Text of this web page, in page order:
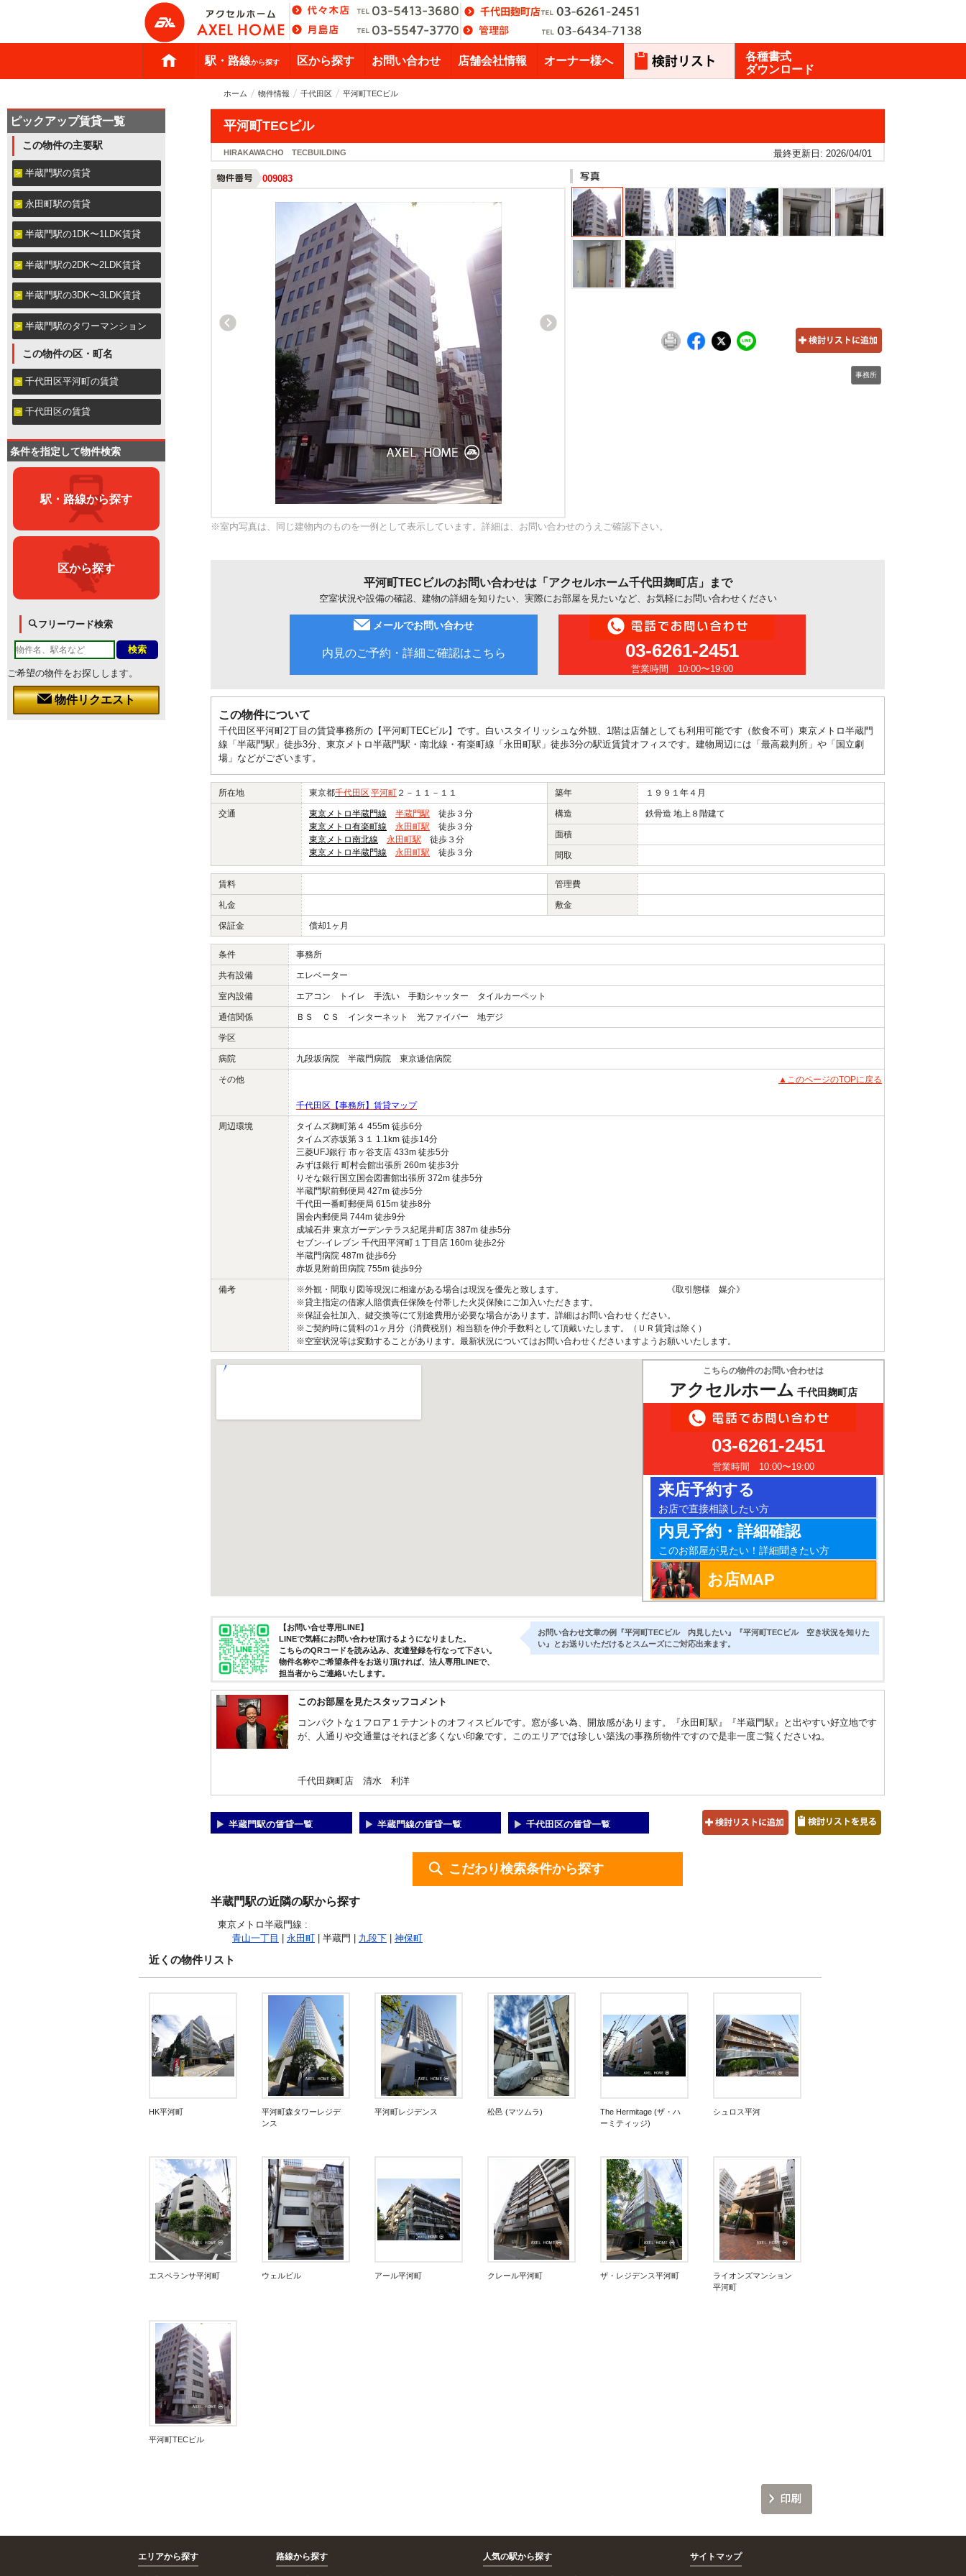
駅・路線から探す 区から探す お問い合わせ 店舗会社情報 オーナー様へ
各種書式
ダウンロード
ホーム 物件情報 千代田区 平河町TECビル
平河町TECビル
HIRAKAWACHO TECBUILDING 最終更新日: 2026/04/01
009083
事務所
※室内写真は、同じ建物内のものを一例として表示しています。詳細は、お問い合わせのうえご確認下さい。
平河町TECビルのお問い合わせは「アクセルホーム千代田麹町店」まで
空室状況や設備の確認、建物の詳細を知りたい、実際にお部屋を見たいなど、お気軽にお問い合わせください
メールでお問い合わせ
内見のご予約・詳細ご確認はこちら 03-6261-2451
営業時間 10:00〜19:00
この物件について
千代田区平河町2丁目の賃貸事務所の【平河町TECビル】です。白いスタイリッシュな外観、1階は店舗としても利用可能です（飲食不可）東京メトロ半蔵門
線「半蔵門駅」徒歩3分、東京メトロ半蔵門駅・南北線・有楽町線「永田町駅」徒歩3分の駅近賃貸オフィスです。建物周辺には「最高裁判所」や「国立劇
場」などがございます。
所在地 東京都千代田区 平河町 ２－１１－１１ 築年 １９９１年４月
交通 東京メトロ半蔵門線 半蔵門駅 徒歩３分
東京メトロ有楽町線
永田町駅 徒歩３分
東京メトロ南北線
永田町駅 徒歩３分
東京メトロ半蔵門線
永田町駅 徒歩３分
構造 鉄骨造 地上８階建て
面積
間取
賃料 管理費
礼金 敷金
保証金 償却1ヶ月
条件 事務所
共有設備 エレベーター
室内設備 エアコン トイレ 手洗い 手動シャッター タイルカーペット
通信関係 ＢＳ ＣＳ インターネット 光ファイバー 地デジ
学区
病院 九段坂病院 半蔵門病院 東京逓信病院
その他 ▲このページのTOPに戻る
千代田区【事務所】賃貸マップ
周辺環境
タイムズ麹町第４ 455m 徒歩6分
タイムズ赤坂第３１ 1.1km 徒歩14分
三菱UFJ銀行 市ヶ谷支店 433m 徒歩5分
みずほ銀行 町村会館出張所 260m 徒歩3分
りそな銀行国立国会図書館出張所 372m 徒歩5分
半蔵門駅前郵便局 427m 徒歩5分
千代田一番町郵便局 615m 徒歩8分
国会内郵便局 744m 徒歩9分
成城石井 東京ガーデンテラス紀尾井町店 387m 徒歩5分
セブン-イレブン 千代田平河町１丁目店 160m 徒歩2分
半蔵門病院 487m 徒歩6分
赤坂見附前田病院 755m 徒歩9分
備考
※外観・間取り図等現況に相違がある場合は現況を優先と致します。 《取引態様 媒介》
※貸主指定の借家人賠償責任保険を付帯した火災保険にご加入いただきます。
※保証会社加入、鍵交換等にて別途費用が必要な場合があります。詳細はお問い合わせください。
※ご契約時に賃料の1ヶ月分（消費税別）相当額を仲介手数料として頂戴いたします。（ＵＲ賃貸は除く）
※空室状況等は変動することがあります。最新状況についてはお問い合わせくださいますようお願いいたします。
こちらの物件のお問い合わせは
アクセルホーム 千代田麹町店
03-6261-2451
営業時間 10:00〜19:00
来店予約する
お店で直接相談したい方
内見予約・詳細確認
このお部屋が見たい！詳細聞きたい方
お店MAP
【お問い合せ専用LINE】
LINEで気軽にお問い合わせ頂けるようになりました。
こちらのQRコードを読み込み、友達登録を行なって下さい。
物件名称やご希望条件をお送り頂ければ、法人専用LINEで、
担当者からご連絡いたします。
お問い合わせ文章の例『平河町TECビル 内見したい』『平河町TECビル 空き状況を知りた
い』とお送りいただけるとスムーズにご対応出来ます。
このお部屋を見たスタッフコメント
コンパクトな１フロア１テナントのオフィスビルです。窓が多い為、開放感があります。『永田町駅』『半蔵門駅』と出やすい好立地です
が、人通りや交通量はそれほど多くない印象です。このエリアでは珍しい築浅の事務所物件ですので是非一度ご覧くださいね。
千代田麹町店 清水 利洋
半蔵門駅の賃貸一覧 半蔵門線の賃貸一覧 千代田区の賃貸一覧
こだわり検索条件から探す
半蔵門駅の近隣の駅から探す
東京メトロ半蔵門線 :
青山一丁目
永田町 | 半蔵門 | 九段下 神保町
近くの物件リスト
HK平河町
平河町森タワーレジデ
ンス
平河町レジデンス 松邑 (マツムラ)
The Hermitage (ザ・ハ
ーミティッジ)
シュロス平河
エスペランサ平河町 ウェルビル アール平河町 クレール平河町 ザ・レジデンス平河町
ライオンズマンション
平河町
平河町TECビル
エリアから探す 路線から探す 人気の駅から探す サイトマップ
ピックアップ賃貸一覧
この物件の主要駅
半蔵門駅の賃貸
永田町駅の賃貸
半蔵門駅の1DK〜1LDK賃貸
半蔵門駅の2DK〜2LDK賃貸
半蔵門駅の3DK〜3LDK賃貸
半蔵門駅のタワーマンション
この物件の区・町名
千代田区平河町の賃貸
千代田区の賃貸
条件を指定して物件検索
駅・路線から探す
区から探す
フリーワード検索
ご希望の物件をお探しします。
物件リクエスト